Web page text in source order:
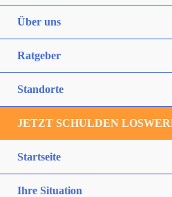
Über uns
Ratgeber
Standorte
JETZT SCHULDEN
Startseite
Ihre Situation